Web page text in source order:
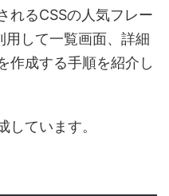
れるCSSの人気フレー
用して一覧画面、詳細
作成する手順を紹介し
ています。